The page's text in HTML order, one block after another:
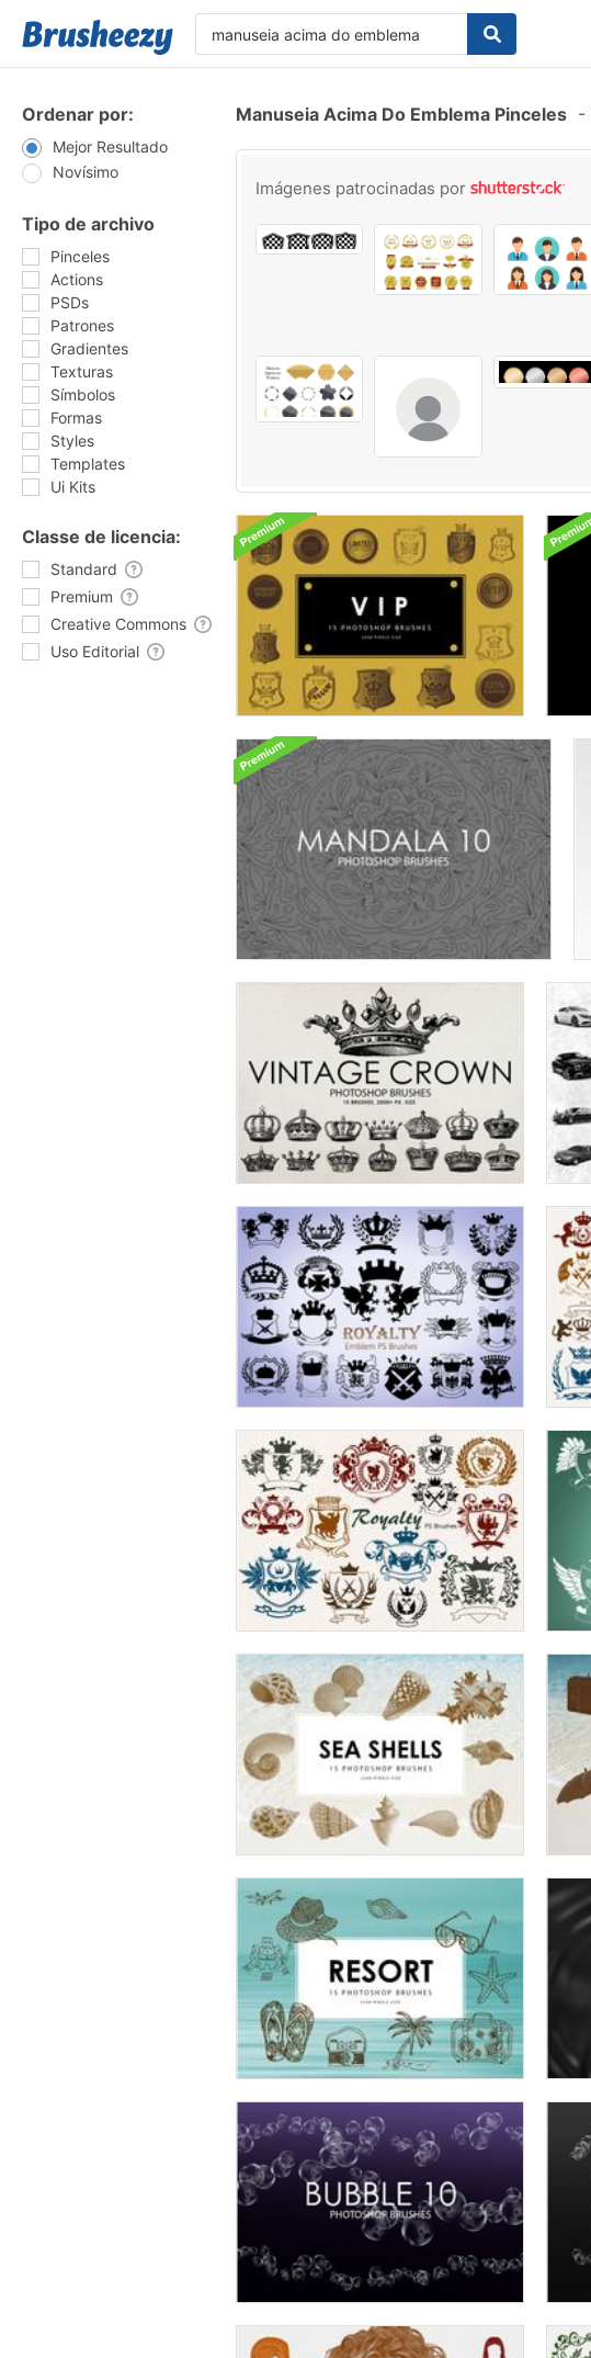
Ordenar por:
Mejor Resultado
Novísimo
Tipo de archivo
Pinceles
Actions
PSDs
Patrones
Gradientes
Texturas
Símbolos
Formas
Styles
Templates
Ui Kits
Classe de licencia:
Standard
Premium
Creative Commons
Uso Editorial
Manuseia Acima Do Emblema Pinceles -
Imágenes patrocinadas por